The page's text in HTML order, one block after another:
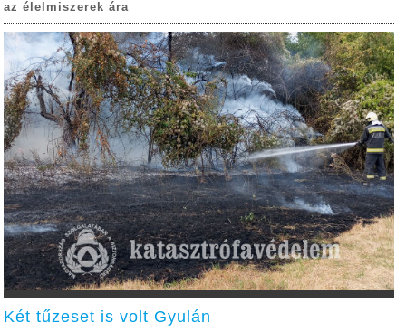
az élelmiszerek ára
Két tűzeset is volt Gyulán